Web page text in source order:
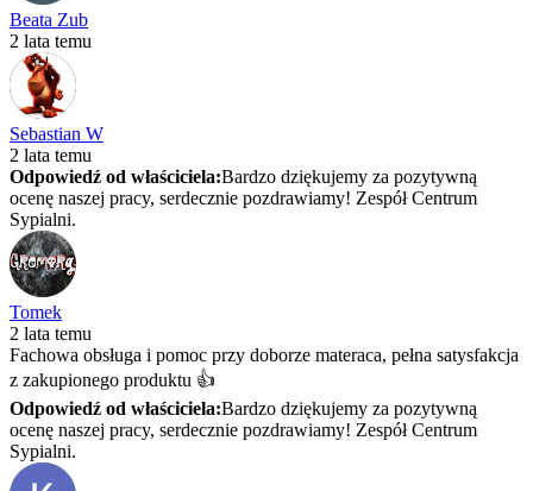
Beata Zub
2 lata temu
Sebastian W
2 lata temu
Odpowiedź od właściciela:Bardzo dziękujemy za pozytywną
ocenę naszej pracy, serdecznie pozdrawiamy! Zespół Centrum
Sypialni.
Tomek
2 lata temu
Fachowa obsługa i pomoc przy doborze materaca, pełna satysfakcja
z zakupionego produktu 👍
Odpowiedź od właściciela:Bardzo dziękujemy za pozytywną
ocenę naszej pracy, serdecznie pozdrawiamy! Zespół Centrum
Sypialni.